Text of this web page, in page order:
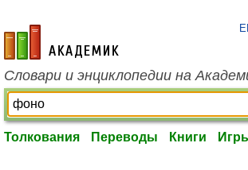
academic.ru
Словари и энциклопедии на
Толкования Переводы Книги